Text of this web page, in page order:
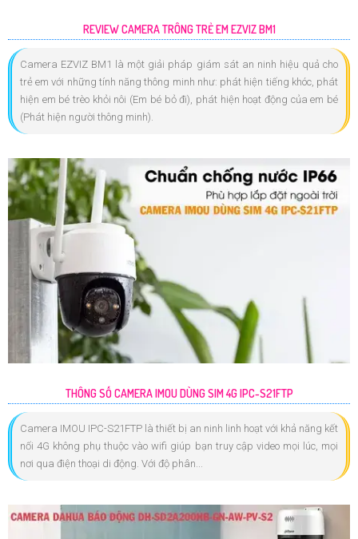
REVIEW CAMERA TRÔNG TRẺ EM EZVIZ BM1
Camera EZVIZ BM1 là một giải pháp giám sát an ninh hiệu quả cho
trẻ em với những tính năng thông minh như: phát hiện tiếng khóc, phát
hiện em bé trèo khỏi nôi (Em bé bỏ đi), phát hiện hoạt động của em bé
(Phát hiện người thông minh).
THÔNG SỐ CAMERA IMOU DÙNG SIM 4G IPC-S21FTP
Camera IMOU IPC-S21FTP là thiết bị an ninh linh hoạt với khả năng kết
nối 4G không phụ thuộc vào wifi giúp bạn truy cập video mọi lúc, mọi
nơi qua điện thoại di động. Với độ phân...